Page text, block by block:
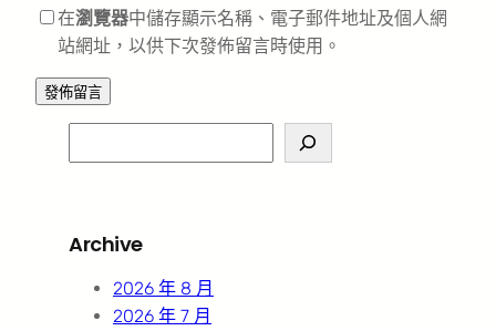
在瀏覽器中儲存顯示名稱、電子郵件地址及個人網
站網址，以供下次發佈留言時使用。
e
c
Archive
2026 年 8 月
2026 年 7 月